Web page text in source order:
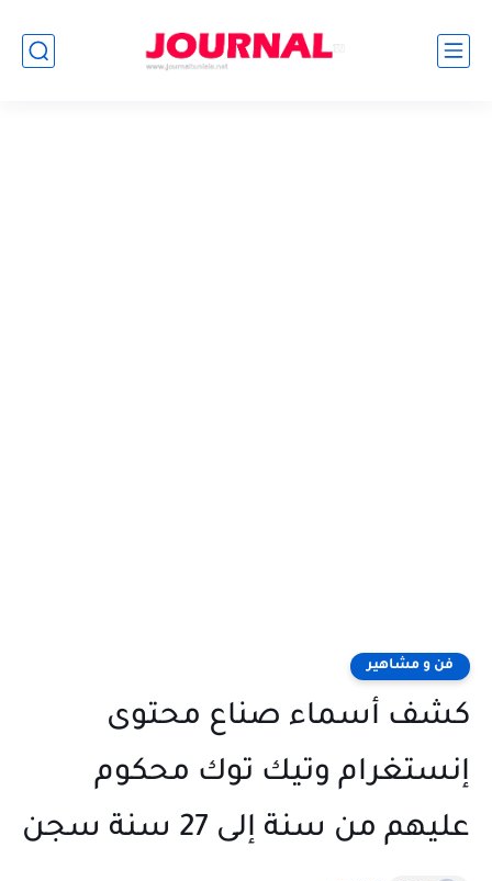
فن و مشاهير
كشف أسماء صناع محتوى
إنستغرام وتيك توك محكوم
عليهم من سنة إلى 27 سنة سجن